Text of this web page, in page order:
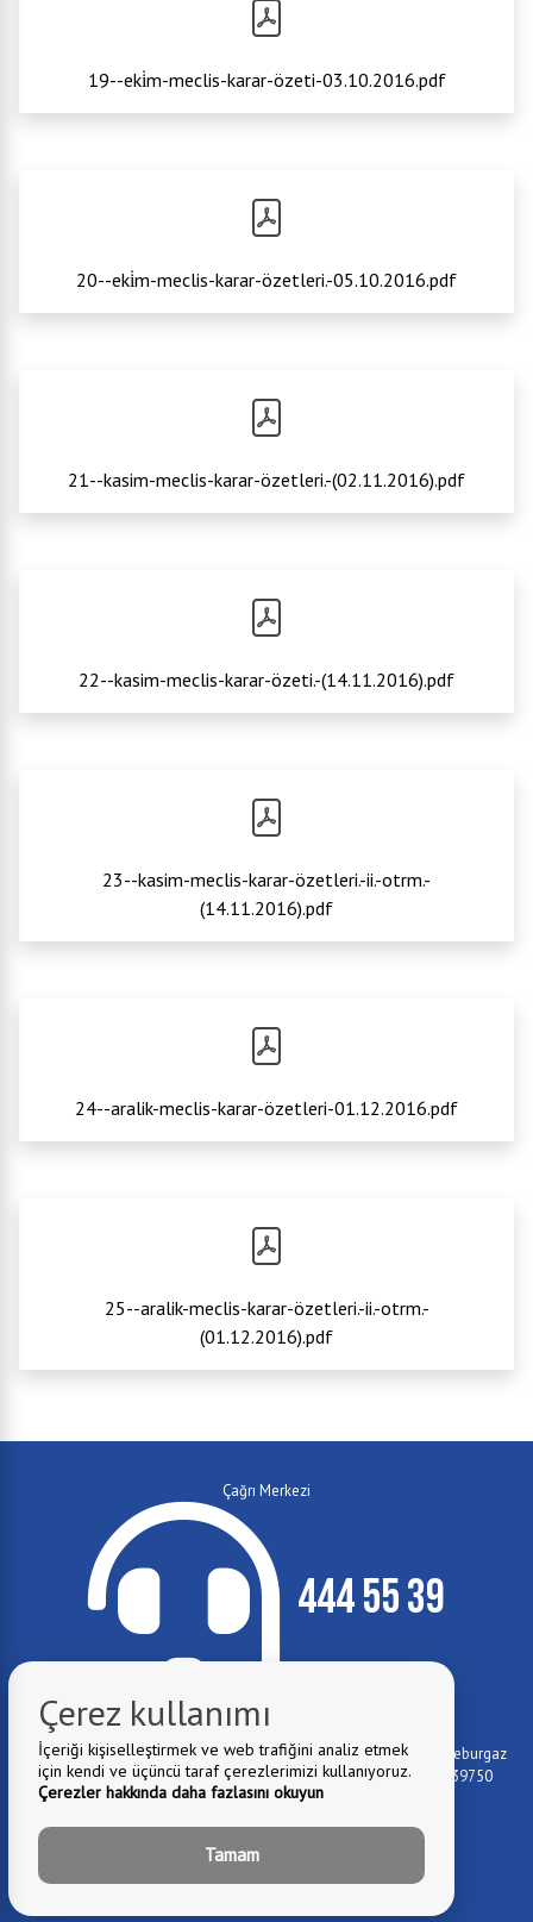
19--eki̇m-meclis-karar-özeti-03.10.2016.pdf
20--eki̇m-meclis-karar-özetleri.-05.10.2016.pdf
21--kasim-meclis-karar-özetleri.-(02.11.2016).pdf
22--kasim-meclis-karar-özeti.-(14.11.2016).pdf
23--kasim-meclis-karar-özetleri.-ii.-otrm.-
(14.11.2016).pdf
24--aralik-meclis-karar-özetleri-01.12.2016.pdf
25--aralik-meclis-karar-özetleri.-ii.-otrm.-
(01.12.2016).pdf
Çağrı Merkezi
444 55 39
E-Mail: info@luleburgaz.bel.tr
Belediye Adresi:İstiklal Mahallesi Özgürlük Caddesi No:115 - Lüleburgaz
Yıldızları Sanat Akademisi (Lüleburgaz Devlet Hastanesi yanı) 39750
Lüleburgaz/KIRKLARELİ
Fax:0288 417 4779
Telefon:0 288 417 1012
Çerez kullanımı
İçeriği kişiselleştirmek ve web trafiğini analiz etmek
için kendi ve üçüncü taraf çerezlerimizi kullanıyoruz.
Çerezler hakkında daha fazlasını okuyun
Tamam